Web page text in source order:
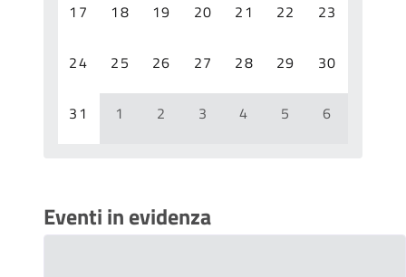
17 18 19 20 21 22 23
24 25 26 27 28 29 30
31 1 2 3 4 5 6
Eventi in evidenza